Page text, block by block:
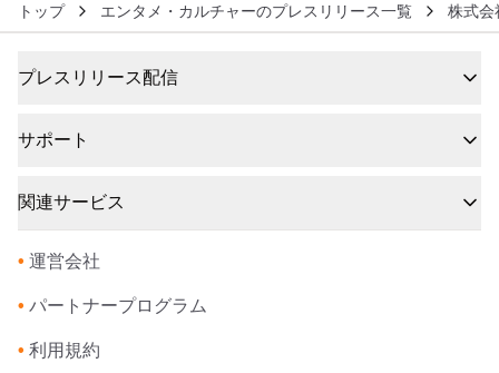
トップ エンタメ・カルチャーのプレスリリース一覧 株式会
プレスリリース配信
サポート
関連サービス
• 運営会社
• パートナープログラム
• 利用規約